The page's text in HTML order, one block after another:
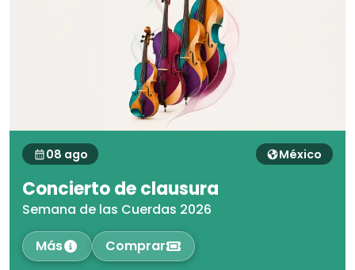
08 ago México
Concierto de clausura
Semana de las Cuerdas 2026
Más
Comprar